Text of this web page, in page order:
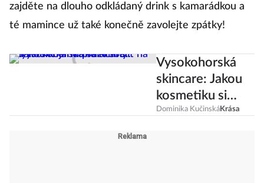
zajděte na dlouho odkládaný drink s kamarádkou a
té mamince už také konečně zavolejte zpátky!
Vysokohorská
skincare: Jakou
kosmetiku si
sbalit na lyžařské
Dominika KučinskáKrása